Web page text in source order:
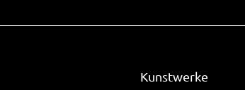
Kunstwerke